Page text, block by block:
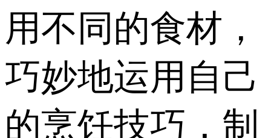
用不同的食材，
巧妙地运用自己
的烹饪技巧，制